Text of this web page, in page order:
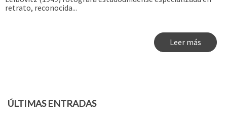
retrato, reconocida...
Leer más
ÚLTIMAS ENTRADAS